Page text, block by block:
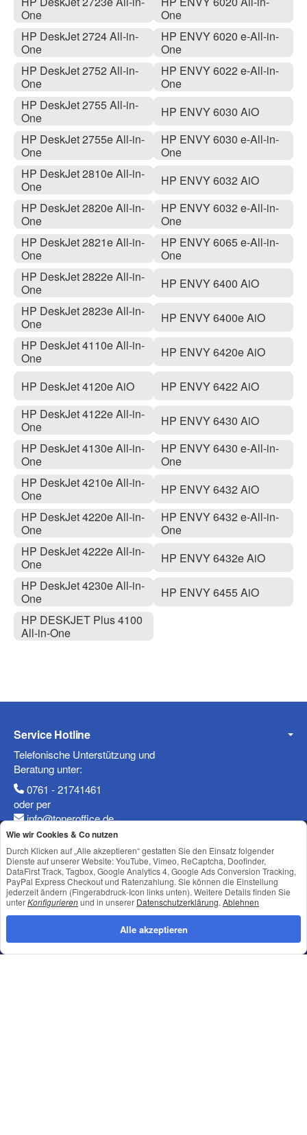
One
HP DeskJet 2724 All-in-
One
HP DeskJet 2752 All-in-
One
HP DeskJet 2755 All-in-
One
HP DeskJet 2755e All-in-
One
HP DeskJet 2810e All-in-
One
HP DeskJet 2820e All-in-
One
HP DeskJet 2821e All-in-
One
HP DeskJet 2822e All-in-
One
HP DeskJet 2823e All-in-
One
HP DeskJet 4110e All-in-
One
HP DeskJet 4120e AiO
HP DeskJet 4122e All-in-
One
HP DeskJet 4130e All-in-
One
HP DeskJet 4210e All-in-
One
HP DeskJet 4220e All-in-
One
HP DeskJet 4222e All-in-
One
HP DeskJet 4230e All-in-
One
HP DESKJET Plus 4100
All-in-One
One
HP ENVY 6020 e-All-in-
One
HP ENVY 6022 e-All-in-
One
HP ENVY 6030 AiO
HP ENVY 6030 e-All-in-
One
HP ENVY 6032 AiO
HP ENVY 6032 e-All-in-
One
HP ENVY 6065 e-All-in-
One
HP ENVY 6400 AiO
HP ENVY 6400e AiO
HP ENVY 6420e AiO
HP ENVY 6422 AiO
HP ENVY 6430 AiO
HP ENVY 6430 e-All-in-
One
HP ENVY 6432 AiO
HP ENVY 6432 e-All-in-
One
HP ENVY 6432e AiO
HP ENVY 6455 AiO
Service Hotline
Telefonische Unterstützung und
Beratung unter:
0761 - 21741461
oder per
info@toneroffice.de
Mo. - Fr. 9:00-12:00 / 13:00-16:00
Vertrag widerrufen
Shop Service
Newsletter Abonnieren
Wie wir Cookies & Co nutzen
Durch Klicken auf „Alle akzeptieren“ gestatten Sie den Einsatz folgender
Dienste auf unserer Website: YouTube, Vimeo, ReCaptcha, Doofinder,
DataFirst Track, Tagbox, Google Analytics 4, Google Ads Conversion Tracking,
PayPal Express Checkout und Ratenzahlung. Sie können die Einstellung
jederzeit ändern (Fingerabdruck-Icon links unten). Weitere Details finden Sie
unterKonfigurierenund in unserer Datenschutzerklärung. Ablehnen
Alle akzeptieren